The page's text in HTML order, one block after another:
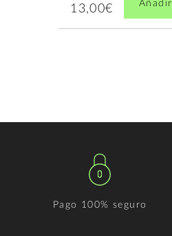
13,00€ Añadir
Pago 100% seguro